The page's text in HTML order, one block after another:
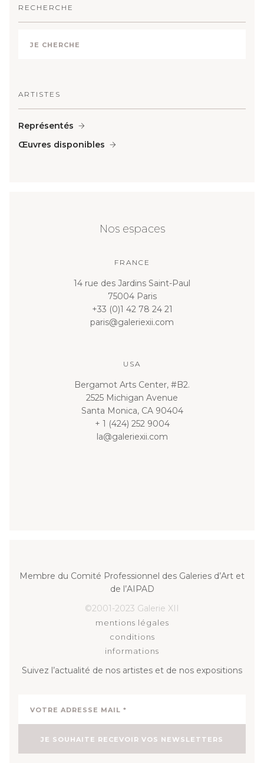
RECHERCHE
ARTISTES
Représentés
Œuvres disponibles
Nos espaces
FRANCE
14 rue des Jardins Saint-Paul
75004 Paris
+33 (0)1 42 78 24 21
paris@galeriexii.com
USA
Bergamot Arts Center, #B2.
2525 Michigan Avenue
Santa Monica, CA 90404
+ 1 (424) 252 9004
la@galeriexii.com
Membre du Comité Professionnel des Galeries d’Art et
de l’AIPAD
©2001-2023 Galerie XII
mentions légales
conditions
informations
Suivez l’actualité de nos artistes et de nos expositions